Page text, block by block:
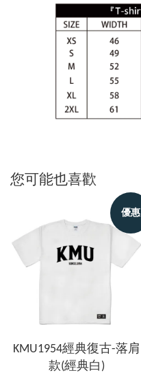
您可能也喜歡
優惠
KMU1954經典復古-落肩
款(經典白)